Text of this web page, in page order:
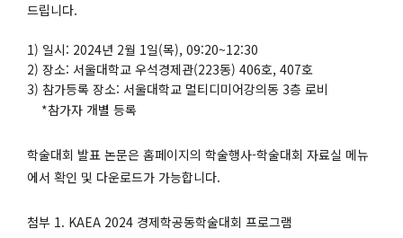
드립니다.
1) 일시: 2024년 2월 1일(목), 09:20~12:30
2) 장소: 서울대학교 우석경제관(223동) 406호, 407호
3) 참가등록 장소: 서울대학교 멀티디미어강의동 3층 로비
*참가자 개별 등록
학술대회 발표 논문은 홈페이지의 학술행사-학술대회 자료실 메뉴
에서 확인 및 다운로드가 가능합니다.
첨부 1. KAEA 2024 경제학공동학술대회 프로그램